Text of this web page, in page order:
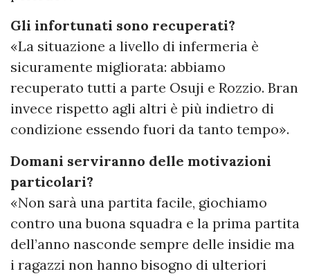
Gli infortunati sono recuperati?
«La situazione a livello di infermeria è
sicuramente migliorata: abbiamo
recuperato tutti a parte Osuji e Rozzio. Bran
invece rispetto agli altri è più indietro di
condizione essendo fuori da tanto tempo».
Domani serviranno delle motivazioni
particolari?
«Non sarà una partita facile, giochiamo
contro una buona squadra e la prima partita
dell’anno nasconde sempre delle insidie ma
i ragazzi non hanno bisogno di ulteriori